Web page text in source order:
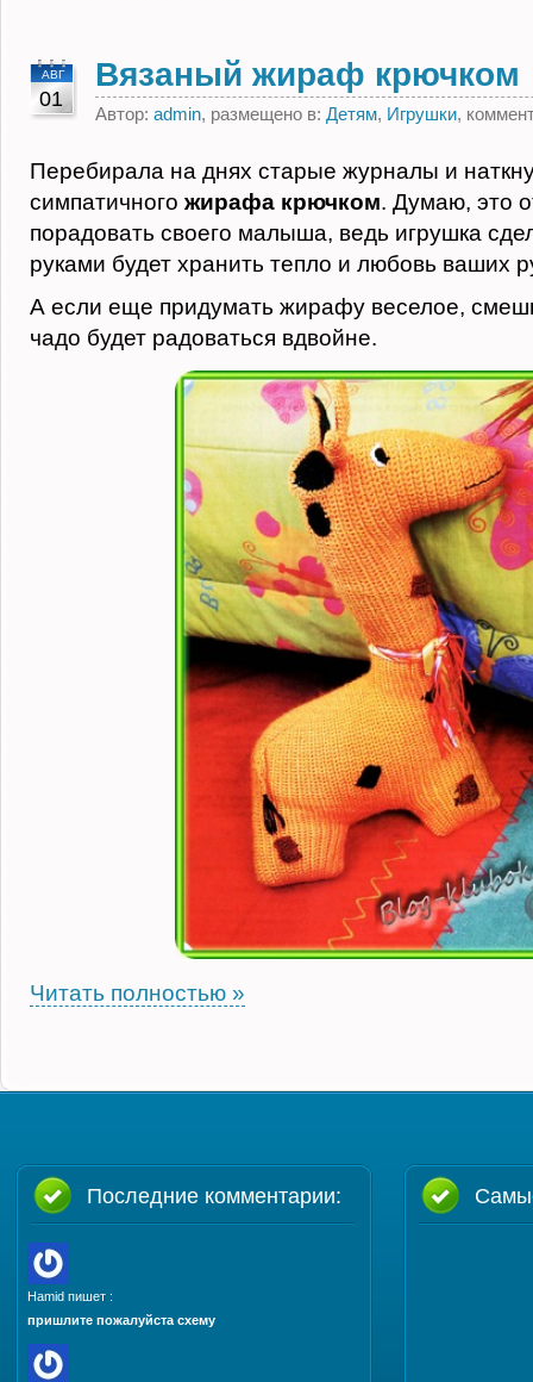
АВГ
01
Вязаный жираф крючком
Автор: admin, размещено в: Детям, Игрушки,
Перебирала на днях старые журналы и
симпатичного жирафа крючком. Думаю, это
порадовать своего малыша, ведь игрушка
руками будет хранить тепло и любовь ваших
А если еще придумать жирафу веселое,
чадо будет радоваться вдвойне.
Читать полностью »
Последние комментарии:
Hamid пишет :
пришлите пожалуйста схему